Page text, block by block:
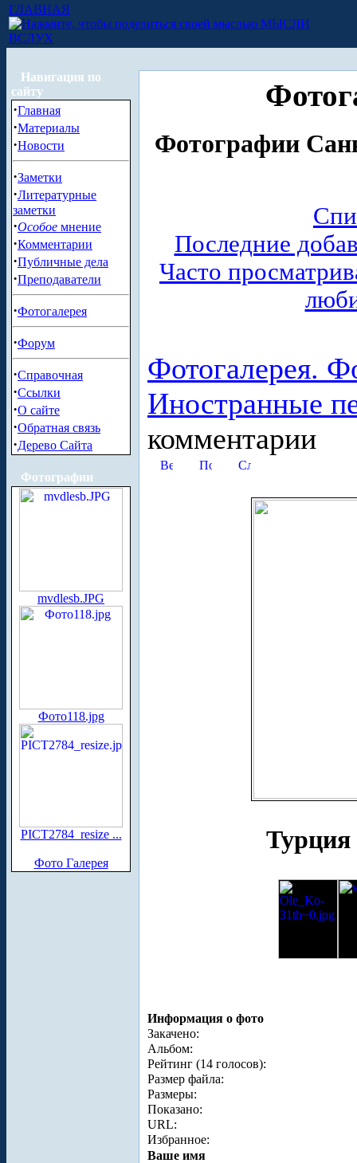
ГЛАВНАЯ
МЫСЛИ
ВСЛУХ
Навигация по
сайту
·Главная
·Материалы
·Новости
·Заметки
·Литературные
заметки
·Особое мнение
·Комментарии
·Публичные дела
·Преподаватели
·Фотогалерея
·Форум
·Справочная
·Ссылки
·О сайте
·Обратная связь
·Дерево Сайта
Фотографии
mvdlesb.JPG
Фото118.jpg
PICT2784_resize ...
Фото Галерея
Фотографии
Последние
Часто
Фотогалерея.
Иностранные
комментарии
Турция
Информация о фото
Закачено:
Альбом:
Рейтинг (14 голосов):
Размер файла:
Размеры:
Показано:
URL:
Избранное:
Ваше имя